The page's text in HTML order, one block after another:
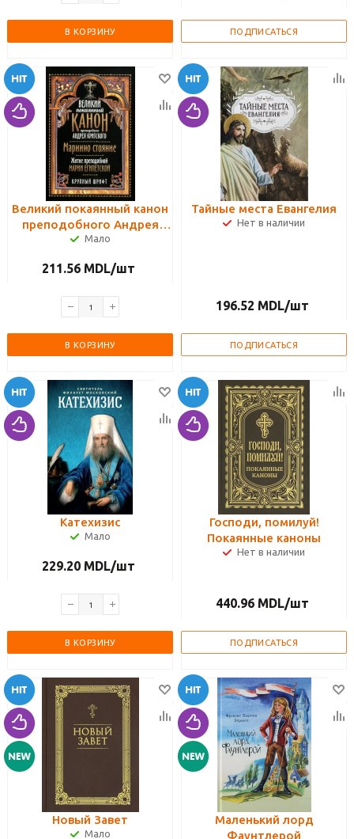
В КОРЗИНУ ПОДПИСАТЬСЯ
Великий покаянный канон
преподобного Андрея
Критского. Мариино
преподобной Марии
Мало
211.56 MDL/шт
В КОРЗИНУ
Тайные места Евангелия
Нет в наличии
196.52 MDL/шт
ПОДПИСАТЬСЯ
Катехизис
Мало
229.20 MDL/шт
В КОРЗИНУ
Господи, помилуй!
Покаянные каноны
Нет в наличии
440.96 MDL/шт
ПОДПИСАТЬСЯ
Новый Завет
Мало
Маленький лорд
Фаунтлерой